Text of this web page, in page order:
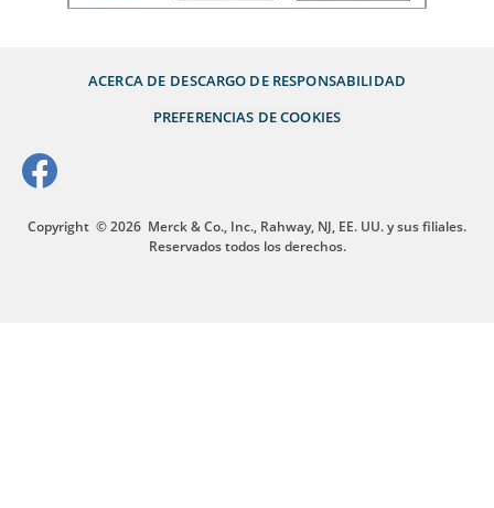
ACERCA DE DESCARGO DE RESPONSABILIDAD
PREFERENCIAS DE COOKIES
Copyright © 2026 Merck & Co., Inc., Rahway, NJ, EE. UU. y sus filiales.
Reservados todos los derechos.